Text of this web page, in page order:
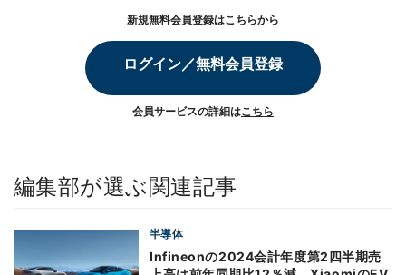
新規無料会員登録はこちらから
ログイン／無料会員登録
会員サービスの詳細はこちら
編集部が選ぶ関連記事
半導体
Infineonの2024会計年度第2四半期売